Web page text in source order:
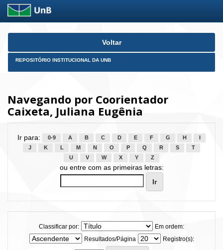
Skip
Voltar
REPOSITÓRIO INSTITUCIONAL DA UNB
Navegando por Coorientador
Caixeta, Juliana Eugênia
Ir para: 0-9 A B C D E F G H
J
K L M N O P Q R S
T
U
V W X Y Z
ou entre com as primeiras letras:
Classificar por:
Em ordem:
Resultados/Página
Registro(s):